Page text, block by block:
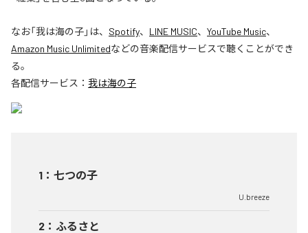
なお「我は海の子」は、 Spotify、 LINE MUSIC、 YouTube Music、
Amazon Music Unlimitedなどの音楽配信サービスで聴くことができ
る。
各配信サービス： 我は海の子
1 ： 七つの子
U.breeze
2 ： ふるさと